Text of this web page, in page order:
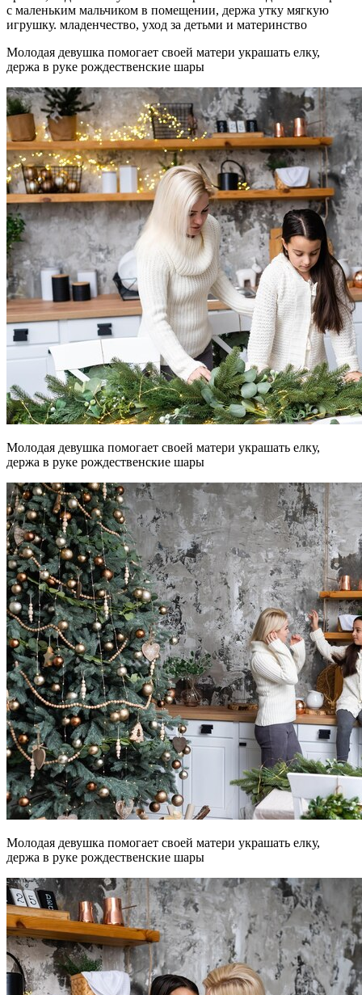
с маленьким мальчиком в помещении, держа утку мягкую
игрушку. младенчество, уход за детьми и материнство
Молодая девушка помогает своей матери украшать елку,
держа в руке рождественские шары
Молодая девушка помогает своей матери украшать елку,
держа в руке рождественские шары
Молодая девушка помогает своей матери украшать елку,
держа в руке рождественские шары